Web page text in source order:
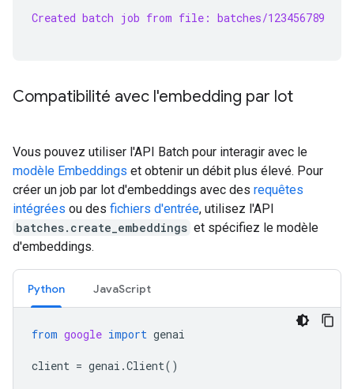
Created batch job from file: batches/123456789
Compatibilité avec l'embedding par lot
Vous pouvez utiliser l'API Batch pour interagir avec le
modèle Embeddings et obtenir un débit plus élevé. Pour
créer un job par lot d'embeddings avec des requêtes
intégrées ou des fichiers d'entrée, utilisez l'API
batches.create_embeddings et spécifiez le modèle
d'embeddings.
Python JavaScript
from google import genai
client = genai .Client()